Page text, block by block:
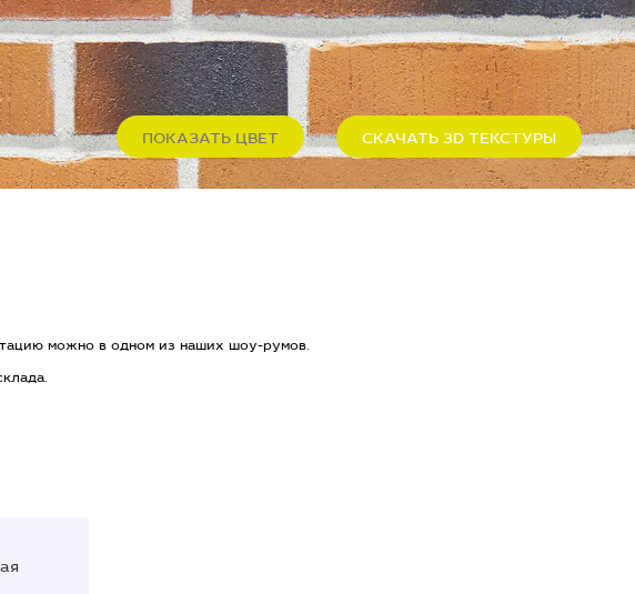
ПОКАЗАТЬ ЦВЕТ СКАЧАТЬ 3D ТЕКСТУРЫ
можно в одном из наших шоу-румов.